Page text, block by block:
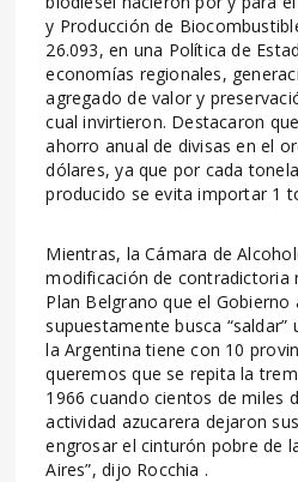
y Producción de
26.093, en una Política de
economías regionales,
agregado de valor y
cual invirtieron. Destacaron
ahorro anual de divisas en el
dólares, ya que por cada
producido se evita importar 1
Mientras, la Cámara de
modificación de contradictoria
Plan Belgrano que el Gobierno
supuestamente busca
la Argentina tiene con 10
queremos que se repita la
1966 cuando cientos de miles
actividad azucarera dejaron
engrosar el cinturón pobre de
Aires”, dijo Rocchia .